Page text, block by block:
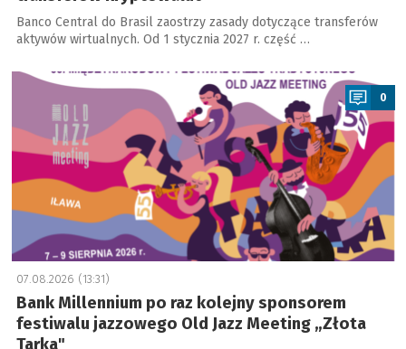
Banco Central do Brasil zaostrzy zasady dotyczące transferów
aktywów wirtualnych. Od 1 stycznia 2027 r. część …
a
0
07.08.2026 (13:31)
Bank Millennium po raz kolejny sponsorem
festiwalu jazzowego Old Jazz Meeting „Złota
Tarka"